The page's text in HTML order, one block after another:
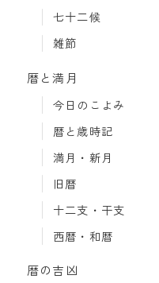
七十二候
雑節
暦と満月
今日のこよみ
暦と歳時記
満月・新月
旧暦
十二支・干支
西暦・和暦
暦の吉凶